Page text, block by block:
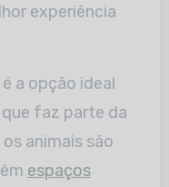
experiência
a opção ideal
faz parte da
animais são
espaços